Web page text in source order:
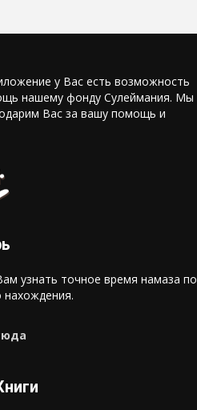
у Вас есть возможность
нашему фонду Сулеймания. Мы
Вас за вашу помощь и
узнать точное время намаза по
нахождения.